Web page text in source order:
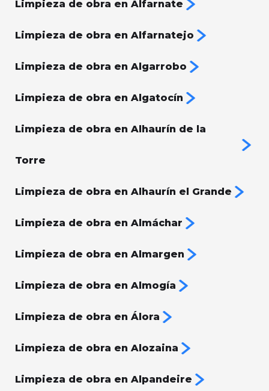
Limpieza de obra en Alfarnate
Limpieza de obra en Alfarnatejo
Limpieza de obra en Algarrobo
Limpieza de obra en Algatocín
Limpieza de obra en Alhaurín de la
Torre
Limpieza de obra en Alhaurín el Grande
Limpieza de obra en Almáchar
Limpieza de obra en Almargen
Limpieza de obra en Almogía
Limpieza de obra en Álora
Limpieza de obra en Alozaina
Limpieza de obra en Alpandeire